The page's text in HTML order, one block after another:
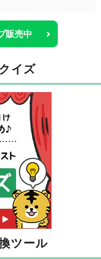
販売中
イズ
ツール